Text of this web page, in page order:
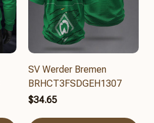
SV Werder Bremen
BRHCT3FSDGEH1307
$34.65